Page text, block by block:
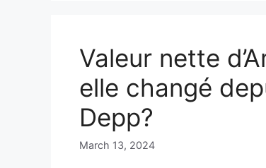
Valeur nette
elle changé
Depp?
March 13, 2024